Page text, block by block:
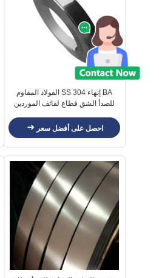
BA إنهاء SS 304 الفولاذ المقاوم
للصدأ الشق قطاع لفائف الموردين
احصل على أفضل سعر